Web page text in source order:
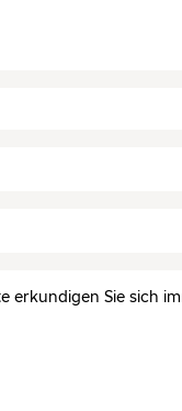
erkundigen Sie sich